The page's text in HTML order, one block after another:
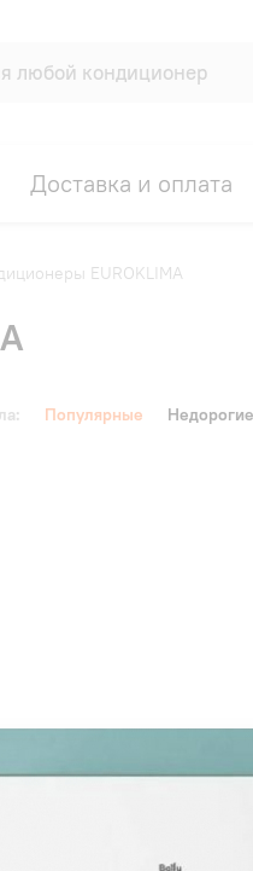
Доставка и оплата
EUROKLIMA
Популярные Недорогие